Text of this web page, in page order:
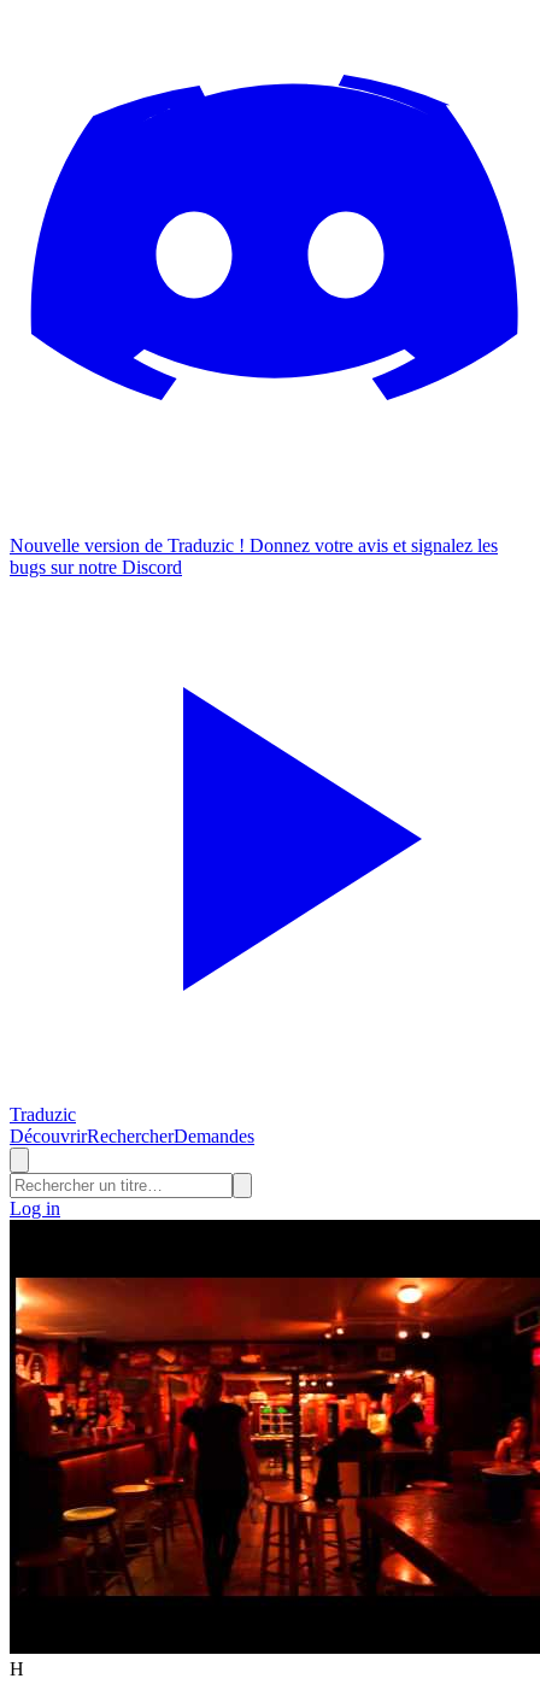
Nouvelle version de Traduzic ! Donnez votre avis et signalez les
bugs sur notre Discord
Traduzic
DécouvrirRechercherDemandes
Log in
H